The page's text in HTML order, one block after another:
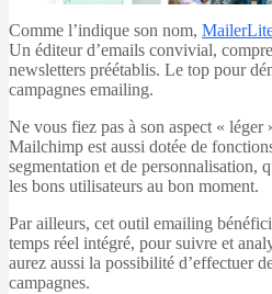
Comme l’indique son nom,
Un éditeur d’emails convivial,
newsletters préétablis. Le top pour
campagnes emailing.
Ne vous fiez pas à son aspect « léger
Mailchimp est aussi dotée de
segmentation et de personnalisation,
les bons utilisateurs au bon moment.
Par ailleurs, cet outil emailing
temps réel intégré, pour suivre et
aurez aussi la possibilité d’effectuer
campagnes.